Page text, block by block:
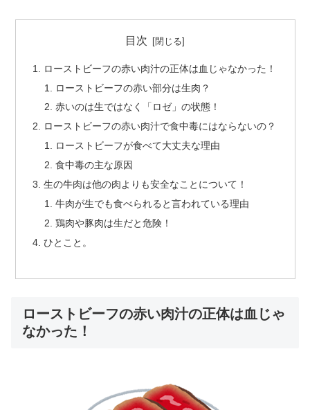
目次
ローストビーフの赤い肉汁の正体は血じゃなかった！
ローストビーフの赤い部分は生肉？
赤いのは生ではなく「ロゼ」の状態！
ローストビーフの赤い肉汁で食中毒にはならないの？
ローストビーフが食べて大丈夫な理由
食中毒の主な原因
生の牛肉は他の肉よりも安全なことについて！
牛肉が生でも食べられると言われている理由
鶏肉や豚肉は生だと危険！
ひとこと。
ローストビーフの赤い肉汁の正体は血じゃ
なかった！